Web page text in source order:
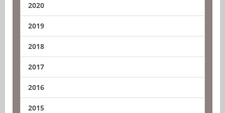
2020
2019
2018
2017
2016
2015